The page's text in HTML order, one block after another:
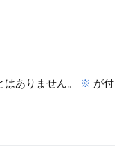
ありません。 ※ が付